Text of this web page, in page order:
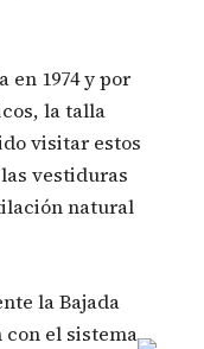
en 1974 y por
la talla
visitar estos
vestiduras
natural
la Bajada
con el sistema